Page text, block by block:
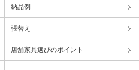
納品例
張替え
店舗家具選びのポイント